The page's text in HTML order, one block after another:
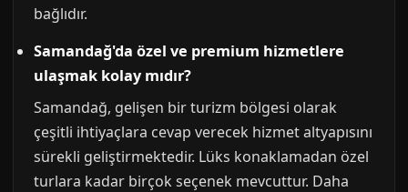
bağlıdır.
Samandağ'da özel ve premium hizmetlere
ulaşmak kolay mıdır?
Samandağ, gelişen bir turizm bölgesi olarak
çeşitli ihtiyaçlara cevap verecek hizmet altyapısını
sürekli geliştirmektedir. Lüks konaklamadan özel
turlara kadar birçok seçenek mevcuttur. Daha